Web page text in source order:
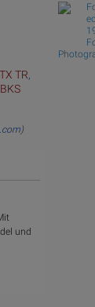
TR,
BKS
)
und